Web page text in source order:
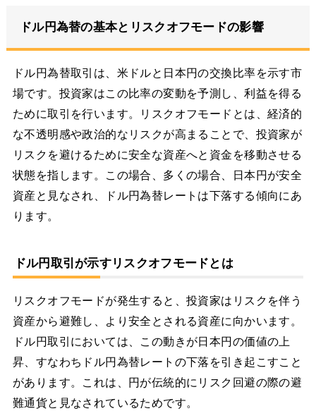
ドル円為替の基本とリスクオフモードの影響
ドル円為替取引は、米ドルと日本円の交換比率を示す市
場です。投資家はこの比率の変動を予測し、利益を得る
ために取引を行います。リスクオフモードとは、経済的
な不透明感や政治的なリスクが高まることで、投資家が
リスクを避けるために安全な資産へと資金を移動させる
状態を指します。この場合、多くの場合、日本円が安全
資産と見なされ、ドル円為替レートは下落する傾向にあ
ります。
ドル円取引が示すリスクオフモードとは
リスクオフモードが発生すると、投資家はリスクを伴う
資産から避難し、より安全とされる資産に向かいます。
ドル円取引においては、この動きが日本円の価値の上
昇、すなわちドル円為替レートの下落を引き起こすこと
があります。これは、円が伝統的にリスク回避の際の避
難通貨と見なされているためです。